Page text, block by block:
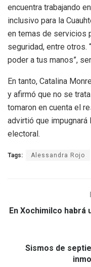
encuentra trabajando
inclusivo para la
en temas de servicios
seguridad, entre otros.
poder a tus manos”,
En tanto, Catalina
y afirmó que no se
tomaron en cuenta el
advirtió que
electoral.
Tags: Alessandra Rojo
En Xochimilco habrá
Sismos de